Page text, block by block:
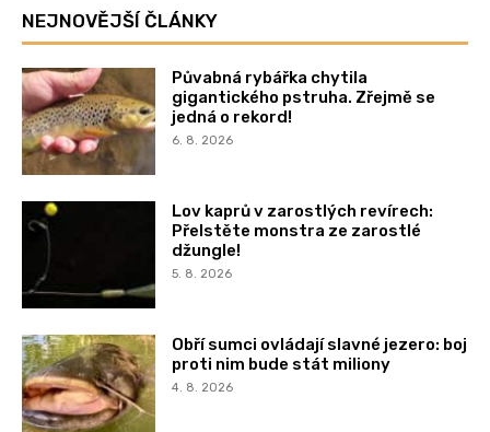
NEJNOVĚJŠÍ ČLÁNKY
Půvabná rybářka chytila
gigantického pstruha. Zřejmě se
jedná o rekord!
6. 8. 2026
Lov kaprů v zarostlých revírech:
Přelstěte monstra ze zarostlé
džungle!
5. 8. 2026
Obří sumci ovládají slavné jezero: boj
proti nim bude stát miliony
4. 8. 2026